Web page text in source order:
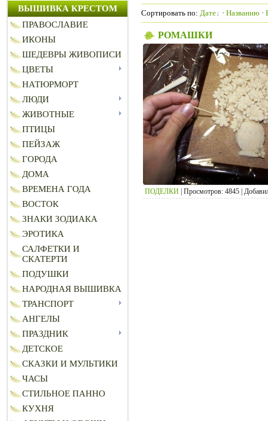
ВЫШИВКА КРЕСТОМ
ПРАВОСЛАВИЕ
ИКОНЫ
ШЕДЕВРЫ ЖИВОПИСИ
ЦВЕТЫ
НАТЮРМОРТ
ЛЮДИ
ЖИВОТНЫЕ
ПТИЦЫ
ПЕЙЗАЖ
ГОРОДА
ДОМА
ВРЕМЕНА ГОДА
ВОСТОК
ЗНАКИ ЗОДИАКА
ЭРОТИКА
САЛФЕТКИ И
СКАТЕРТИ
ПОДУШКИ
НАРОДНАЯ ВЫШИВКА
ТРАНСПОРТ
АНГЕЛЫ
ПРАЗДНИК
ДЕТСКОЕ
СКАЗКИ И МУЛЬТИКИ
ЧАСЫ
СТИЛЬНОЕ ПАННО
КУХНЯ
Сортировать по: Дате · Названию ·
РОМАШКИ
ПОДЕЛКИ Просмотров: 4845